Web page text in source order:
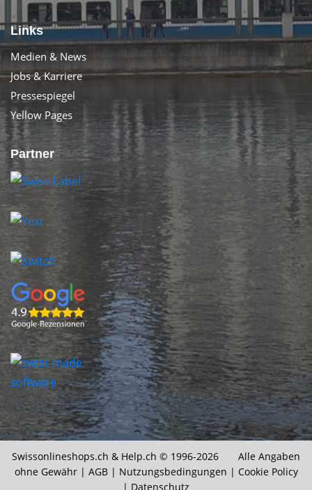
Links
Medien & News
Jobs & Karriere
Pressespiegel
Yellow Pages
Partner
Swissonlineshops.ch & Help.ch © 1996-2026 Alle Angaben
ohne Gewähr | AGB| Nutzungsbedingungen | Cookie Policy
| Datenschutz